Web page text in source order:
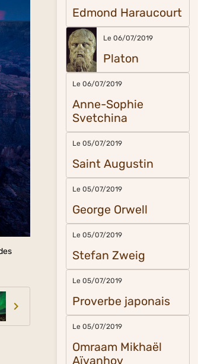
Edmond Haraucourt
Le 06/07/2019
Platon
Le 06/07/2019
Anne-Sophie
Svetchina
Le 05/07/2019
Saint Augustin
Le 05/07/2019
George Orwell
Le 05/07/2019
Stefan Zweig
Le 05/07/2019
Proverbe japonais
Le 05/07/2019
Omraam Mikhaël
Aïvanhov